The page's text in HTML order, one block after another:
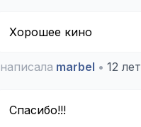
Хорошее кино
написала marbel • 12
Спасибо!!!